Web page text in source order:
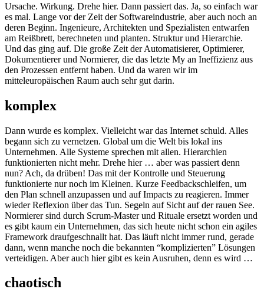
Ursache. Wirkung. Drehe hier. Dann passiert das. Ja, so einfach war
es mal. Lange vor der Zeit der Softwareindustrie, aber auch noch an
deren Beginn. Ingenieure, Architekten und Spezialisten entwarfen
am Reißbrett, berechneten und planten. Struktur und Hierarchie.
Und das ging auf. Die große Zeit der Automatisierer, Optimierer,
Dokumentierer und Normierer, die das letzte My an Ineffizienz aus
den Prozessen entfernt haben. Und da waren wir im
mitteleuropäischen Raum auch sehr gut darin.
komplex
Dann wurde es komplex. Vielleicht war das Internet schuld. Alles
begann sich zu vernetzen. Global um die Welt bis lokal ins
Unternehmen. Alle Systeme sprechen mit allen. Hierarchien
funktionierten nicht mehr. Drehe hier … aber was passiert denn
nun? Ach, da drüben! Das mit der Kontrolle und Steuerung
funktionierte nur noch im Kleinen. Kurze Feedbackschleifen, um
den Plan schnell anzupassen und auf Impacts zu reagieren. Immer
wieder Reflexion über das Tun. Segeln auf Sicht auf der rauen See.
Normierer sind durch Scrum­-Master und Rituale ersetzt worden und
es gibt kaum ein Unternehmen, das sich heute nicht schon ein agiles
Framework draufgeschnallt hat. Das läuft nicht immer rund, gerade
dann, wenn manche noch die bekannten “komplizierten” Lösungen
verteidigen. Aber auch hier gibt es kein Ausruhen, denn es wird …
chaotisch